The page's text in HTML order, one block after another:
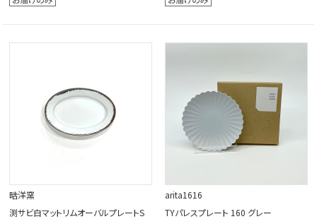
晧洋窯
渕サビ白マットリムオーバルプレートS
arita1616
TYパレスプレート 160 グレー